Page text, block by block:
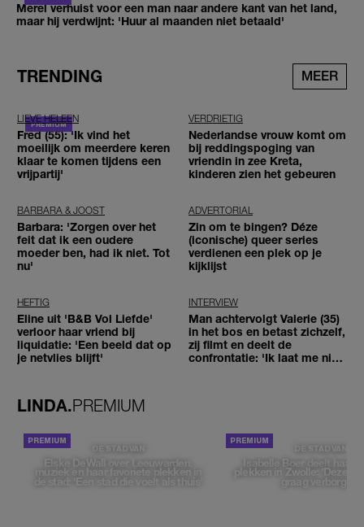
Merel verhuist voor een man naar andere kant van het land,
maar hij verdwijnt: 'Huur al maanden niet betaald'
TRENDING MEER
LIEVE HELEEN
Fred (55): 'Ik vind het
moeilijk om meerdere keren
klaar te komen tijdens een
vrijpartij'
VERDRIETIG
Nederlandse vrouw komt om
bij reddingspoging van
vriendin in zee Kreta,
kinderen zien het gebeuren
BARBARA & JOOST
Barbara: 'Zorgen over het
feit dat ik een oudere
moeder ben, had ik niet. Tot
nu'
ADVERTORIAL
Zin om te bingen? Déze
(iconische) queer series
verdienen een plek op je
kijklijst
HEFTIG
Eline uit 'B&B Vol Liefde'
verloor haar vriend bij
liquidatie: 'Een beeld dat op
je netvlies blijft'
INTERVIEW
Man achtervolgt Valerie (35)
in het bos en betast zichzelf,
zij filmt en deelt de
confrontatie: 'Ik laat me niet
LINDA.PREMIUM
DE STAD VAN
Elske DeWall over Leeuwarden,
muziek en haar favoriete plekken in
de stad: 'Een stad die voelt als thuis'
DE STAD VAN
Isabelle Boer deelt haar
plekken in Zwolle: 'Deze
graag verborgen'